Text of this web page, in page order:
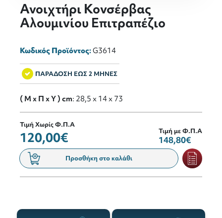
Ανοιχτήρι Κονσέρβας
Αλουμινίου Επιτραπέζιο
Κωδικός Προϊόντος:G3614
ΠΑΡΑΔΟΣΗ ΕΩΣ 2 ΜΗΝΕΣ
( M x Π x Y ) cm: 28,5 x 14 x 73
Τιμή Χωρίς Φ.Π.Α
120,00€ Τιμή με Φ.Π.Α
148,80€
Προσθήκη στο καλάθι